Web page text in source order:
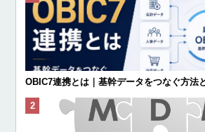
OBIC7連携とは｜基幹データをつなぐ方法